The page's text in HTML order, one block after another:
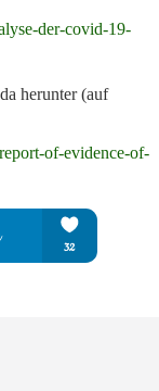
der-covid-19-
herunter (auf
of-evidence-of-